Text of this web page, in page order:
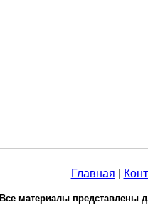
Главная
Все материалы представлены